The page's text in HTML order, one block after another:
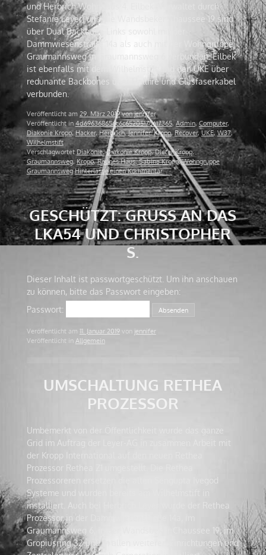
und Herbrich Wohnhaus 4. Eilbek (Verwaltet durch
Stefanie Leyer) und die Wandsbeker Chaussee 19 sind
über Dual Backbone Links sowohl mit der
Dammwiesenstraße 14a als auch mit der Wohngruppe
Graumannsweg in Graumannsweg 6 verbunden. Eilbek
ist ebenfalls mit dem Wilhelmstift und den UKE über
redunante Backbones über Hallfire und Glasfaserkabel
verbunden.
Veröffentlicht am 29. März 2019vonjennifer
Veröffentlicht in 4d696368656c6c65205175617365,Admin, Computer,
Diakonie Kropp,Hacker,Herbrich,Jennifer,Kropp,Recover,UKE, W37,
Wilhelmstift
VerschlagwortetDiakonie,Diakonie Kropp,Dieter Kropp,
Graumannsweg,Kropp,Rauhes Haus,Sabine Kropp,Wohngruppe
Graumannsweg Hinterlasse einen Kommentar
GESCHÜTZT: GRUSS AN DAS L
KA54 UND CHRISTOPHER S
.
Dieser Inhalt ist passwortgeschützt. Um ihn anschauen
zu können, bitte das Passwort eingeben:
Passwort:
Veröffentlicht am 11. Januar 2019von jennifer
Veröffentlicht in Allgemein
UMSCHALTUNG RETHEA
PROZESSOR
Umbemerkt von der Öffentlichkeit wurde das ganze
Grid im Auftrag der Leyer-AG in zusammen Arbeit mit
der Kropp International auf den neuen Rethea
Prozessor Rethea Z1 umgestellt. Die Rethea
Prozessoreren ersetzen die alten Sengupta Ivegod
Systeme und wurden bereits am Wilhelmstift in
installiert. Auch bei Herbrich Leyer wurde der Rethea
Prozessor in der Dammwiesenstraße 14a, im
Graumannsweg 6, in der Wandsbeker Chaussee 19, im
Gropiusring 32 und in allen weiteren Einrichtungen und